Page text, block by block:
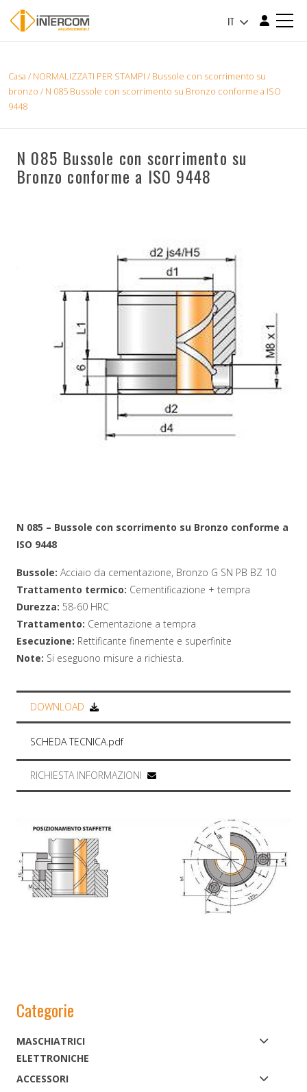
IT
Casa / NORMALIZZATI PER STAMPI / Bussole con scorrimento su
bronzo / N 085 Bussole con scorrimento su Bronzo conforme a ISO
9448
Categorie
MASCHIATRICI
ELETTRONICHE
ACCESSORI
N 085 Bussole con scorrimento su
Bronzo conforme a ISO 9448
N 085 – Bussole con scorrimento su Bronzo conforme a
ISO 9448
Bussole: Acciaio da cementazione, Bronzo G SN PB BZ 10
Trattamento termico: Cementificazione + tempra
Durezza: 58-60 HRC
Trattamento: Cementazione a tempra
Esecuzione: Rettificante finemente e superfinite
Note: Si eseguono misure a richiesta.
DOWNLOAD
SCHEDA TECNICA.pdf
RICHIESTA INFORMAZIONI